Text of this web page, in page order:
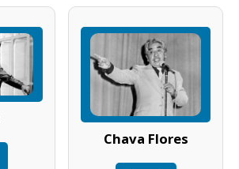
Chava Flores